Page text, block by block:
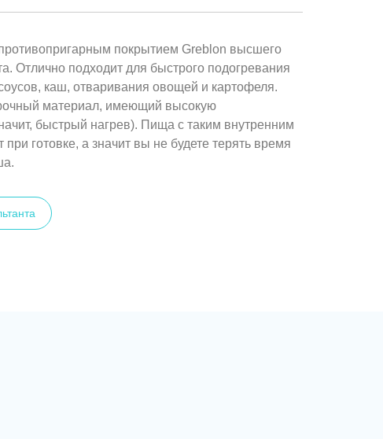
покрытием Greblon высшего
Отлично подходит для быстрого подогревания
каш, отваривания овощей и картофеля.
материал, имеющий высокую
быстрый нагрев). Пища с таким внутренним
готовке, а значит вы не будете терять время